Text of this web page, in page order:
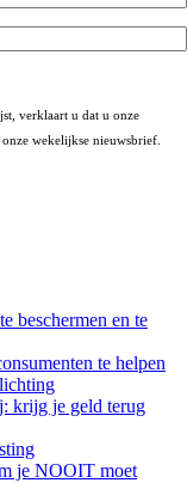
verklaart u dat u onze
wekelijkse nieuwsbrief.
beschermen en te
te helpen
krijg je geld terug
je NOOIT moet